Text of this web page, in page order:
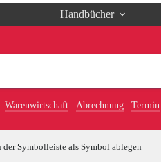
Handbücher
Warenwirtschaft Abrechnung Termin
Symbolleiste als Symbol ablegen